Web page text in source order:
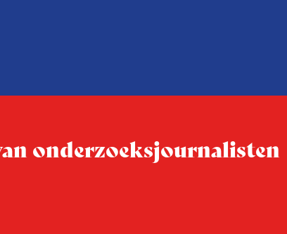
tijd,
Hoe moet de
steeds
onderzoeksjournalisten